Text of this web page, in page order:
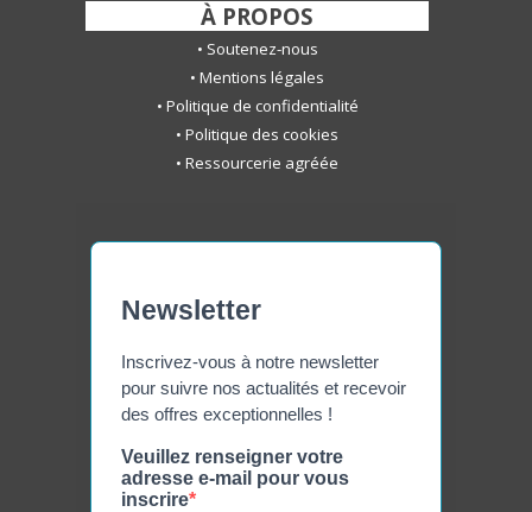
À PROPOS
• Soutenez-nous
• Mentions légales
• Politique de confidentialité
• Politique des cookies
• Ressourcerie agréée
Newsletter
Inscrivez-vous à notre newsletter
pour suivre nos actualités et recevoir
des offres exceptionnelles !
Veuillez renseigner votre
adresse e-mail pour vous
inscrire